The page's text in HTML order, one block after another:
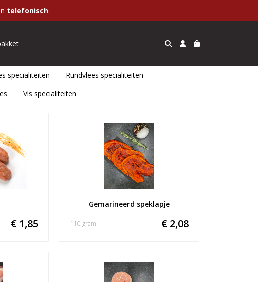
telefonisch.
specialiteiten
Rundvlees specialiteiten
Vis specialiteiten
€ 1,85
Gemarineerd speklapje
€ 2,08
110 gram